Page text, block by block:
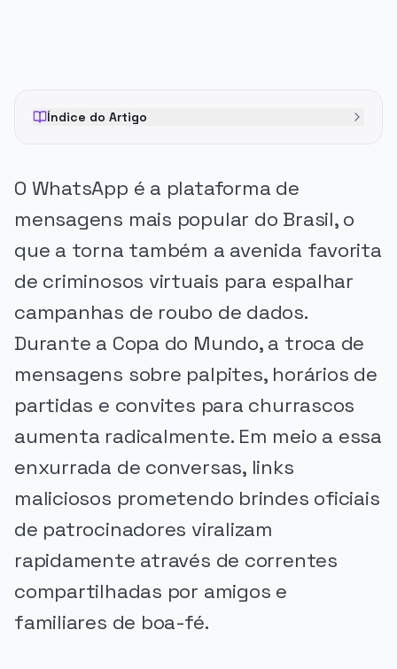
Índice do Artigo
O WhatsApp é a plataforma de
mensagens mais popular do Brasil, o
que a torna também a avenida favorita
de criminosos virtuais para espalhar
campanhas de roubo de dados.
Durante a Copa do Mundo, a troca de
mensagens sobre palpites, horários de
partidas e convites para churrascos
aumenta radicalmente. Em meio a essa
enxurrada de conversas, links
maliciosos prometendo brindes oficiais
de patrocinadores viralizam
rapidamente através de correntes
compartilhadas por amigos e
familiares de boa-fé.